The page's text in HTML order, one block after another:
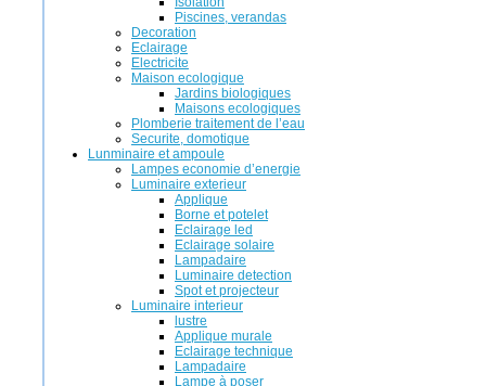
Piscines, verandas
Decoration
Eclairage
Electricite
Maison ecologique
Jardins biologiques
Maisons ecologiques
Plomberie traitement de l’eau
Securite, domotique
Lunminaire et ampoule
Lampes economie d’energie
Luminaire exterieur
Applique
Borne et potelet
Eclairage led
Eclairage solaire
Lampadaire
Luminaire detection
Spot et projecteur
Luminaire interieur
lustre
Applique murale
Eclairage technique
Lampadaire
Lampe à poser